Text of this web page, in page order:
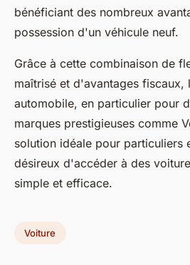
bénéficiant des nombreux
possession d'un véhicule neuf.
Grâce à cette combinaison de
maîtrisé et d'avantages fiscaux,
automobile, en particulier pour
marques prestigieuses comme
solution idéale pour particuliers
désireux d'accéder à des
simple et efficace.
Voiture